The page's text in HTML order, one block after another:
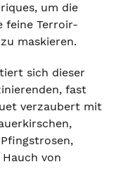
um die
feine Terroir-
maskieren.
sich dieser
fast
verzaubert mit
von